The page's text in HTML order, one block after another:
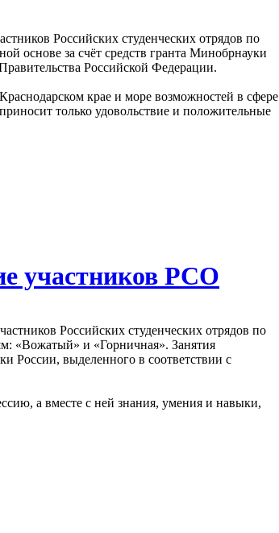
Российских студенческих отрядов по
основе за счёт средств гранта Минобрнауки
Российской Федерации.
крае и море возможностей в сфере
только удовольствие и положительные
участников РСО
Российских студенческих отрядов по
«Вожатый» и «Горничная». Занятия
России, выделенного в соответствии с
а вместе с ней знания, умения и навыки,